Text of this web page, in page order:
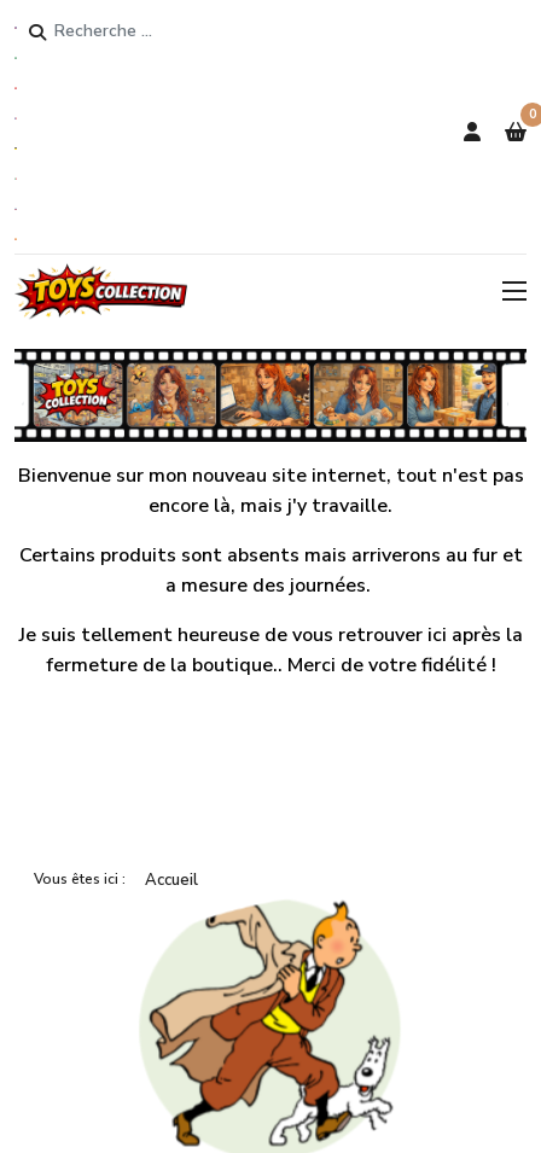
Rechercher
0
Bienvenue sur mon nouveau site internet, tout n'est pas
encore là, mais j'y travaille.
Certains produits sont absents mais arriverons au fur et
a mesure des journées.
Je suis tellement heureuse de vous retrouver ici après la
fermeture de la boutique.. Merci de votre fidélité !
Vous êtes ici : Accueil